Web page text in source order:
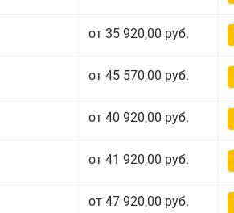
от 35 920,00 руб.
от 45 570,00 руб.
от 40 920,00 руб.
от 41 920,00 руб.
от 47 920,00 руб.